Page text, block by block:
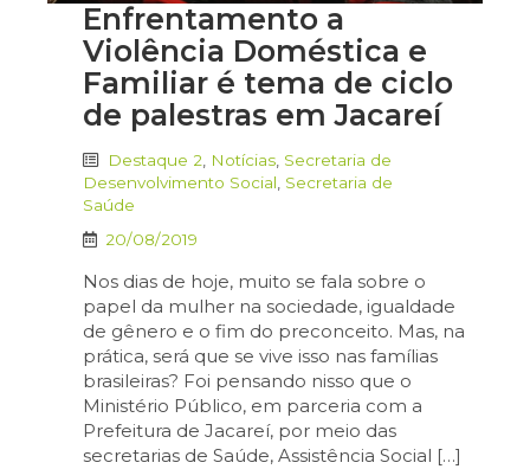
Enfrentamento a
Violência Doméstica e
Familiar é tema de ciclo
de palestras em Jacareí
Destaque 2 Notícias Secretaria de
Desenvolvimento Social Secretaria de
Saúde
20/08/2019
Nos dias de hoje, muito se fala sobre o
papel da mulher na sociedade, igualdade
de gênero e o fim do preconceito. Mas, na
prática, será que se vive isso nas famílias
brasileiras? Foi pensando nisso que o
Ministério Público, em parceria com a
Prefeitura de Jacareí, por meio das
secretarias de Saúde, Assistência Social […]